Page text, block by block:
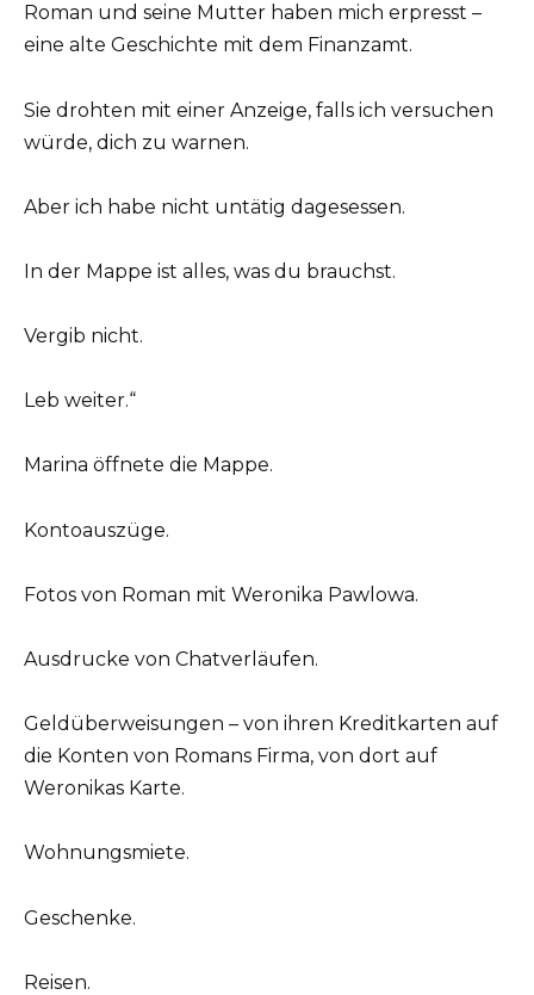
Roman und seine Mutter haben mich erpresst –
eine alte Geschichte mit dem Finanzamt.
Sie drohten mit einer Anzeige, falls ich versuchen
würde, dich zu warnen.
Aber ich habe nicht untätig dagesessen.
In der Mappe ist alles, was du brauchst.
Vergib nicht.
Leb weiter.“
Marina öffnete die Mappe.
Kontoauszüge.
Fotos von Roman mit Weronika Pawlowa.
Ausdrucke von Chatverläufen.
Geldüberweisungen – von ihren Kreditkarten auf
die Konten von Romans Firma, von dort auf
Weronikas Karte.
Wohnungsmiete.
Geschenke.
Reisen.